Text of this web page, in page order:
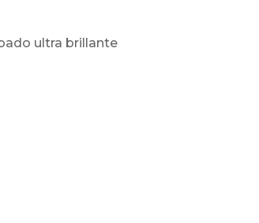
ultra brillante